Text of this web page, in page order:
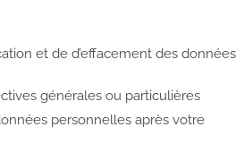
et de d’effacement des données
générales ou particulières
personnelles après votre